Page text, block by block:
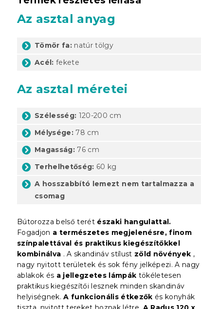
Az asztal anyag
Tömör fa: natúr tölgy
Acél: fekete
Az asztal méretei
Szélesség: 120-200 cm
Mélysége: 78 cm
Magasság: 76 cm
Terhelhetőség: 60 kg
A hosszabbító lemezt nem tartalmazza a
csomag
Bútorozza belső terét északi hangulattal.
Fogadjon a természetes megjelenésre, finom
színpalettával és praktikus kiegészítőkkel
kombinálva . A skandináv stílust zöld növények ,
nagy nyitott területek és sok fény jelképezi. A nagy
ablakok és a jellegzetes lámpák tökéletesen
praktikus kiegészítői lesznek minden skandináv
helyiségnek.A funkcionális étkezők és konyhák